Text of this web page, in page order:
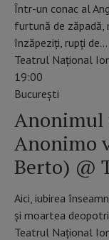
Într-un conac al
furtună de
înzăpeziți, rupți de…
Teatrul Național
19:00
Bucureşti
Anonimul
Anonimo
Berto) @
Aici, iubirea
şi moartea
Teatrul Național